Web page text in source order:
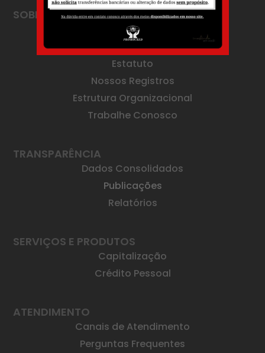
SOBRE
A PROMOCRED
Mensagem da Diretoria
Estatuto
Nossos Registros
Estrutura Organizacional
Trabalhe Conosco
TRANSPARÊNCIA
Dados Consolidados
Publicações
Relatórios
SERVIÇOS E PRODUTOS
Capitalização
Crédito Pessoal
ATENDIMENTO
Canais de Atendimento
Perguntas Frequentes